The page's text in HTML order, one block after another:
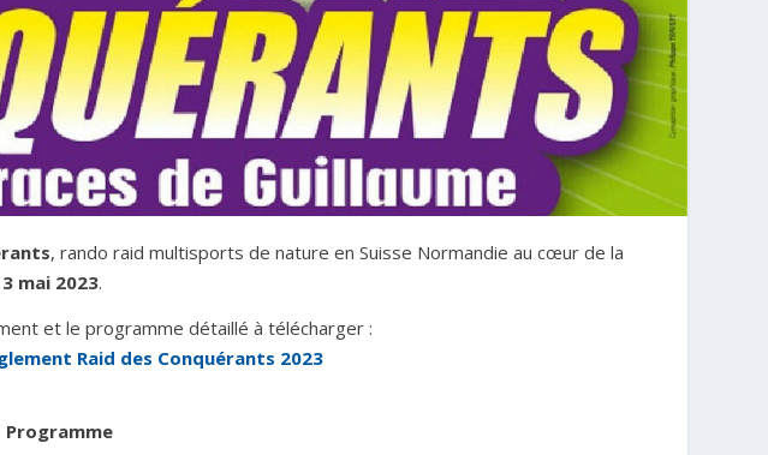
, rando raid multisports de nature en Suisse Normandie au cœur de la
mai 2023.
et le programme détaillé à télécharger :
Raid des Conquérants 2023
Programme